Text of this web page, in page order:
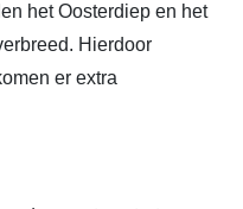
het Oosterdiep en het
Hierdoor
er extra